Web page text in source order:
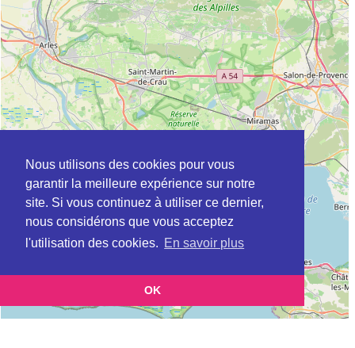
Nous utilisons des cookies pour vous
garantir la meilleure expérience sur notre
site. Si vous continuez à utiliser ce dernier,
nous considérons que vous acceptez
l'utilisation des cookies. En savoir plus
OK